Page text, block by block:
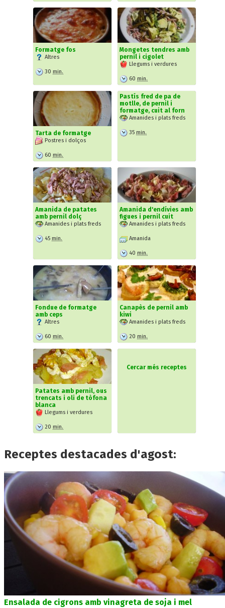
Formatge fos
Altres
30 min.
Mongetes tendres amb
pernil i cigolet
Llegums i verdures
60 min.
Tarta de formatge
Postres i dolços
60 min.
Pastís fred de pa de
motlle, de pernil i
formatge, cuit al forn
Amanides i plats freds
35 min.
Amanida de patates
amb pernil dolç
Amanides i plats freds
45 min.
Amanida d'endívies amb
figues i pernil cuit
Amanides i plats freds
Amanida
40 min.
Fondue de formatge
amb ceps
Altres
60 min.
Canapès de pernil amb
kiwi
Amanides i plats freds
20 min.
Patates amb pernil, ous
trencats i oli de tòfona
blanca
Llegums i verdures
20 min.
Cercar més receptes
Receptes destacades d'agost:
Ensalada de cigrons amb vinagreta de soja i mel